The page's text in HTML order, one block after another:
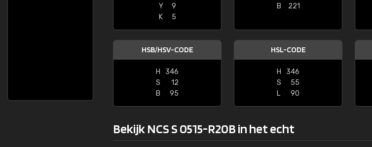
Y
9
K
5
B
221
HSB/HSV-CODE
H
346
S
12
B
95
HSL-CODE
H
346
S
55
L
90
Bekijk NCS S 0515-R20B in het echt